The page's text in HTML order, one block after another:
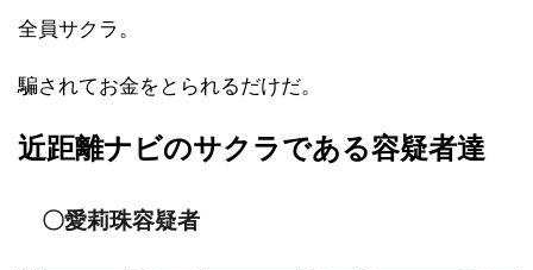
全員サクラ。
騙されてお金をとられるだけだ。
近距離ナビのサクラである容疑者達
〇愛莉珠容疑者